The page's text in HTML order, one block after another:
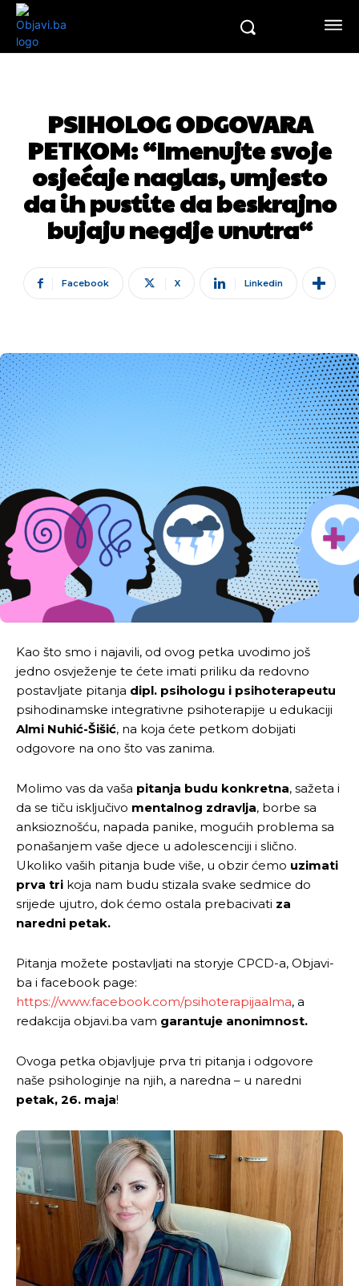
PSIHOLOG ODGOVARA
PETKOM: “Imenujte svoje
osjećaje naglas, umjesto
da ih pustite da beskrajno
bujaju negdje unutra“
Facebook X Linkedin
Kao što smo i najavili, od ovog petka uvodimo još
jedno osvježenje te ćete imati priliku da redovno
postavljate pitanja dipl. psihologu i psihoterapeutu
psihodinamske integrativne psihoterapije u edukaciji
Almi Nuhić-Šišić, na koja ćete petkom dobijati
odgovore na ono što vas zanima.
Molimo vas da vaša pitanja budu konkretna, sažeta i
da se tiču isključivo mentalnog zdravlja, borbe sa
anksioznošću, napada panike, mogućih problema sa
ponašanjem vaše djece u adolescenciji i slično.
Ukoliko vaših pitanja bude više, u obzir ćemo uzimati
prva tri koja nam budu stizala svake sedmice do
srijede ujutro, dok ćemo ostala prebacivati za
naredni petak.
Pitanja možete postavljati na storyje CPCD-a, Objavi-
ba i facebook page:
https://www.facebook.com/psihoterapijaalma, a
redakcija objavi.ba vam garantuje anonimnost.
Ovoga petka objavljuje prva tri pitanja i odgovore
naše psihologinje na njih, a naredna – u naredni
petak, 26. maja!